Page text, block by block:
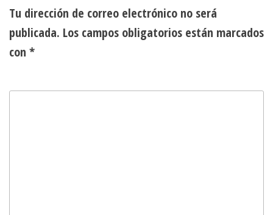
Tu dirección de correo electrónico no será
publicada. Los campos obligatorios están marcados
con *